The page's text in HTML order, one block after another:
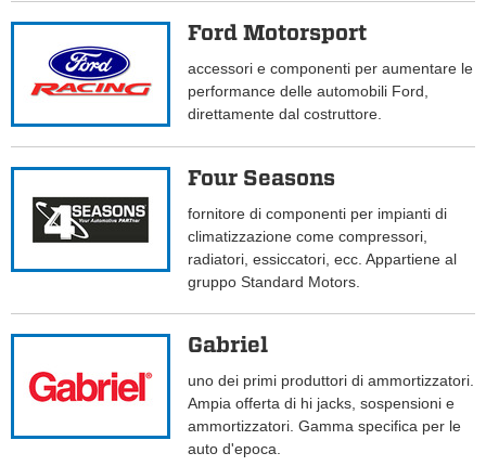
Ford Motorsport
accessori e componenti per aumentare le
performance delle automobili Ford,
direttamente dal costruttore.
Four Seasons
fornitore di componenti per impianti di
climatizzazione come compressori,
radiatori, essiccatori, ecc. Appartiene al
gruppo Standard Motors.
Gabriel
uno dei primi produttori di ammortizzatori.
Ampia offerta di hi jacks, sospensioni e
ammortizzatori. Gamma specifica per le
auto d'epoca.